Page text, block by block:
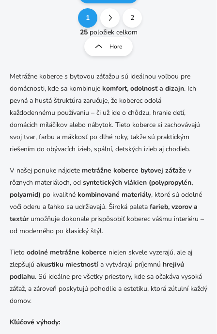
O
v
á
d
c
i
e
p
r
v
k
y
v
p
i
s
u
S
t
r
á
k
o
v
a
n
i
e
1
2
25položiek celkom
Hore
Metrážne koberce s bytovou záťažou sú ideálnou voľbou pre
domácnosti, kde sa kombinuje komfort, odolnosť a dizajn. Ich
pevná a hustá štruktúra zaručuje, že koberec odolá
každodennému používaniu – či už ide o chôdzu, hranie detí,
domácich miláčikov alebo nábytok. Tieto koberce si zachovávajú
svoj tvar, farbu a mäkkosť po dlhé roky, takže sú praktickým
riešením do obývacích izieb, spální, detských izieb aj chodieb.
V našej ponuke nájdete metrážne koberce bytovej záťaže v
rôznych materiáloch, od syntetických vlákien (polypropylén,
polyamid) po kvalitné kombinované materiály, ktoré sú odolné
voči oderu a ľahko sa udržiavajú. Široká paleta farieb, vzorov a
textúrumožňuje dokonale prispôsobiť koberec vášmu interiéru –
od moderného po klasický štýl.
Tieto odolné metrážne koberce nielen skvele vyzerajú, ale aj
zlepšujú akustiku miestností a vytvárajú príjemnú hrejivú
podlahu. Sú ideálne pre všetky priestory, kde sa očakáva vysoká
záťaž, a zároveň poskytujú pohodlie a estetiku, ktorá zútulní každý
domov.
Kľúčové výhody: